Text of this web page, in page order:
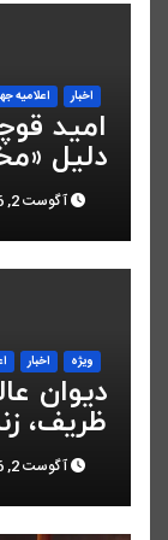
اخبار اعلاميه
امید
سال
آگوست 2, 2026
ویژه اخبار
دیوان
ظریف،
کردآگوست 2, 2026